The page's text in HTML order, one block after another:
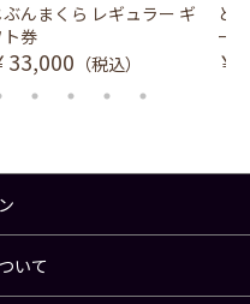
ぶんまくら レギュラー ギ
ト券
33,000 （税込）
と
ース
￥
いて